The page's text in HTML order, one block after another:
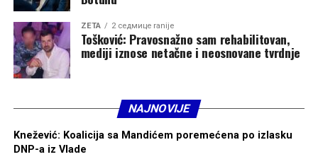
ZETA 2 седмице ranije
Tošković: Pravosnažno sam rehabilitovan,
mediji iznose netačne i neosnovane tvrdnje
NAJNOVIJE
Knežević: Koalicija sa Mandićem poremećena po izlasku
DNP-a iz Vlade